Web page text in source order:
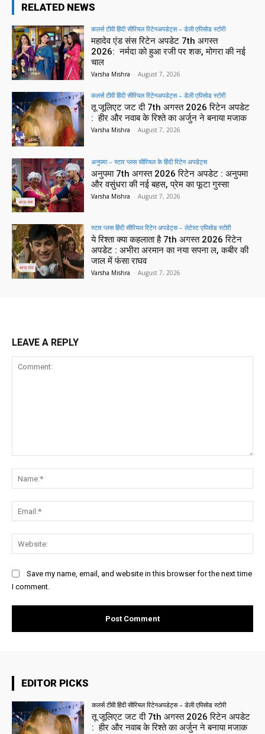
RELATED NEWS
कलर्स टीवी हिंदी सीरियल रिटेनअपडेट्स – डेली एपिसोड स्टोरी
महादेव एंड संस रिटेन अपडेट 7th अगस्त
2026: नर्मदा को हुआ रजी पर शक, मोगरा की नई
चाल
Varsha Mishra - August 7, 2026
कलर्स टीवी हिंदी सीरियल रिटेनअपडेट्स – डेली एपिसोड स्टोरी
तू जूलिएट जट दी 7th अगस्त 2026 रिटेन अपडेट
: हीर और नवाब के रिश्ते का अर्जुन ने बनाया मजाक
Varsha Mishra - August 7, 2026
अनुपमा – स्टार प्लस सीरियल के हिंदी रिटेन अपडेट्स
अनुपमा 7th अगस्त 2026 रिटेन अपडेट : अनुपमा
और वसुंधरा की नई बहस, प्रेम का फूटा गुस्सा
Varsha Mishra - August 7, 2026
स्टार प्लस हिंदी सीरियल रिटेन अपडेट्स – लेटेस्ट एपिसोड स्टोरी
ये रिश्ता क्या कहलाता है 7th अगस्त 2026 रिटेन
अपडेट : अभीरा अरमान का नया सपना ल, कबीर की
जाल में फंसा राघव
Varsha Mishra - August 7, 2026
LEAVE A REPLY
Save my name, email, and website in this browser for the next time
I comment.
EDITOR PICKS
कलर्स टीवी हिंदी सीरियल रिटेनअपडेट्स – डेली एपिसोड स्टोरी
तू जूलिएट जट दी 7th अगस्त 2026 रिटेन अपडेट
: हीर और नवाब के रिश्ते का अर्जुन ने बनाया मजाक